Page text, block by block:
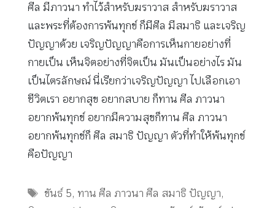
ศีล มีภาวนา ทำไว้สำหรับฆราวาส สำหรับฆราวาส
และพระที่ต้องการพ้นทุกข์ ก็มีศีล มีสมาธิ และเจริญ
ปัญญาด้วย เจริญปัญญาคือการเห็นกายอย่างที่
กายเป็น เห็นจิตอย่างที่จิตเป็น มันเป็นอย่างไร มัน
เป็นไตรลักษณ์ นี่เรียกว่าเจริญปัญญา ไปเลือกเอา
ชีวิตเรา อยากสุข อยากสบาย ก็ทาน ศีล ภาวนา
อยากพ้นทุกข์ อยากมีความสุขก็ทาน ศีล ภาวนา
อยากพ้นทุกข์ก็ ศีล สมาธิ ปัญญา ตัวที่ทำให้พ้นทุกข์
คือปัญญา
Tags
ขันธ์ 5, ทาน ศีล ภาวนา ศีล สมาธิ ปัญญา,